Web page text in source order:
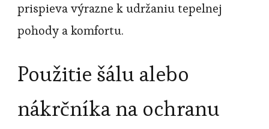
prispieva výrazne k udržaniu tepelnej
pohody a komfortu.
Použitie šálu alebo
nákrčníka na ochranu